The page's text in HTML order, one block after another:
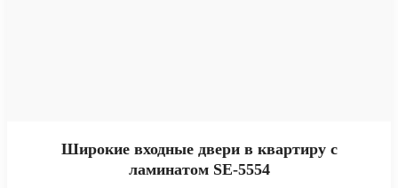
Широкие входные двери в квартиру с
ламинатом SE-5554